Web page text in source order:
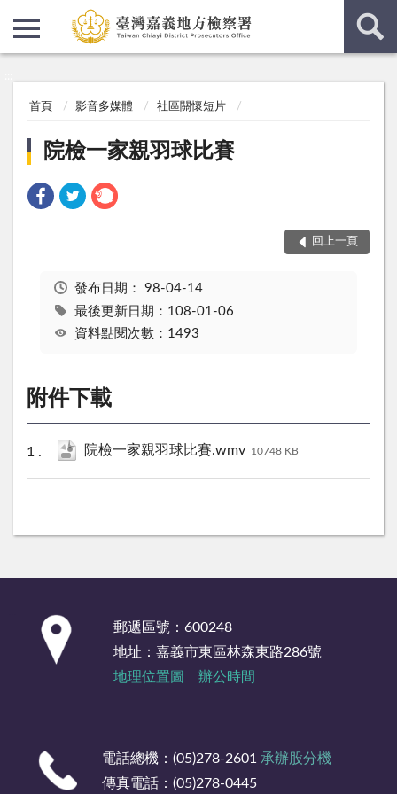
首頁 影音多媒體 社區關懷短片
院檢一家親羽球比賽
回上一頁
發布日期： 98-04-14
最後更新日期：108-01-06
資料點閱次數：1493
附件下載
院檢一家親羽球比賽.wmv 10748 KB
郵遞區號：600248
地址：嘉義市東區林森東路286號
地理位置圖
辦公時間
電話總機：(05)278-2601 承辦股分機
傳真電話：(05)278-0445